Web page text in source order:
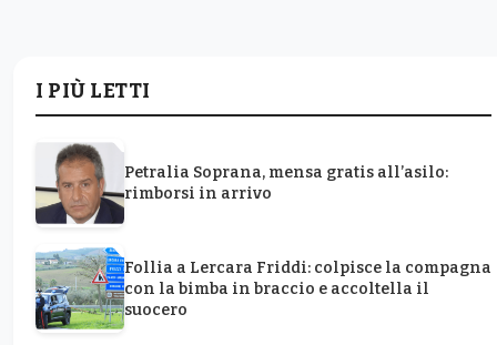
I PIÙ LETTI
Petralia Soprana, mensa gratis all’asilo:
rimborsi in arrivo
Follia a Lercara Friddi: colpisce la compagna
con la bimba in braccio e accoltella il
suocero